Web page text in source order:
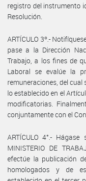
registro del instrumento
Resolución.
ARTÍCULO 3º.-
pase a la Dirección
Trabajo, a los fines de
Laboral se evalúe la
remuneraciones, del
lo establecido en el
modificatorias.
conjuntamente con el
ARTÍCULO 4°.-
MINISTERIO DE
efectúe la publicación
homologados y de